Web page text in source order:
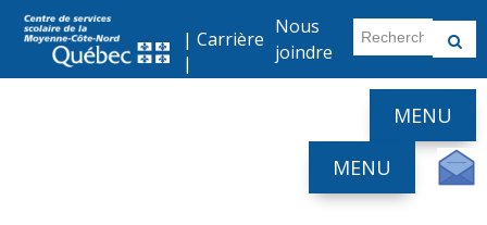
| Carrière
|
Nous
joindre
MENU
MENU